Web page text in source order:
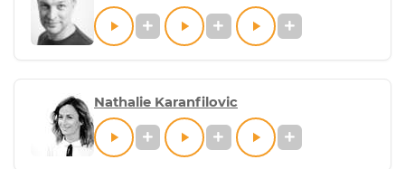
Nathalie Karanfilovic